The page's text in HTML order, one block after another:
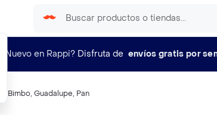
¿Nuevo en Rappi? Disfruta de envíos gratis por
Bimbo, Guadalupe, Pan